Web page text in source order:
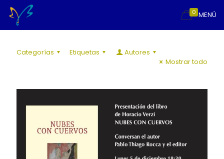
MENÚ
0
Categorías Etiquetas
Autores
Mostrar todo